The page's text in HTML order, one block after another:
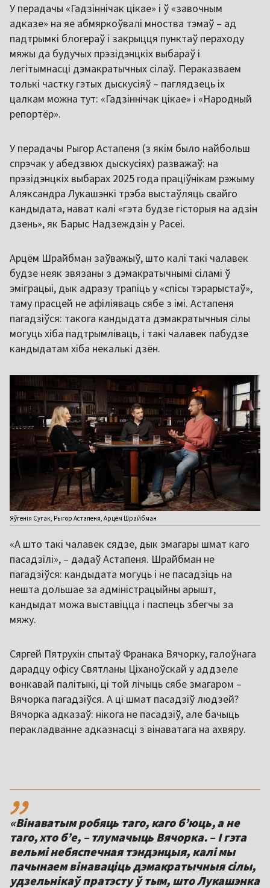
У перадачы «Гадзіннічак цікае» і ў «завочным
адказе» на яе абмяркоўвалі мноства тэмаў – ад
падтрымкі блогераў і закрыцця пунктаў пераходу
мяжы да будучых прэзідэнцкіх выбараў і
легітымнасці дэмакратычных сілаў. Пераказваем
толькі частку гэтых дыскусіяў – паглядзець іх
цалкам можна тут: «Гадзіннічак цікае» і «Народный
репортёр».
У перадачы Рыгор Астапеня (з якім было найбольш
спрэчак у абедзвюх дыскусіях) разважаў: на
прэзідэнцкіх выбарах 2025 года праціўнікам рэжыму
Аляксандра Лукашэнкі трэба выстаўляць свайго
кандыдата, нават калі «гэта будзе гісторыя на адзін
дзень», як Барыс Надзеждзін у Расеі.
Арцём Шрайбман заўважыў, што калі такі чалавек
будзе неяк звязаны з дэмакратычнымі сіламі ў
эміграцыі, дык адразу трапіць у «спісы тэрарыстаў»,
таму прасцей не афіліяваць сябе з імі. Астапеня
пагадзіўся: такога кандыдата дэмакратычныя сілы
могуць хіба падтрымліваць, і такі чалавек пабудзе
кандыдатам хіба некалькі дзён.
Яўгенія Сугак, Рыгор Астапеня, Арцём Шрайбман
«А што такі чалавек сядзе, дык змагары шмат каго
пасадзілі», – дадаў Астапеня. Шрайбман не
пагадзіўся: кандыдата могуць і не пасадзіць на
нешта дольшае за адміністрацыйны арышт,
кандыдат можа выставіцца і паспець збегчы за
мяжу.
Сяргей Пятрухін спытаў Франака Вячорку, галоўнага
дарадцу офісу Святланы Ціханоўскай у аддзеле
вонкавай палітыкі, ці той лічыць сябе змагаром –
Вячорка пагадзіўся. А ці шмат пасадзіў людзей?
Вячорка адказаў: нікога не пасадзіў, але бачыць
перакладванне адказнасці з вінаватага на ахвяру.
,,
«Вінаватым робяць таго, каго б’юць, а не
таго, хто б’е, – тлумачыць Вячорка. – І гэта
вельмі небяспечная тэндэнцыя, калі мы
пачынаем вінаваціць дэмакратычныя сілы,
удзельнікаў пратэсту ў тым, што Лукашэнка